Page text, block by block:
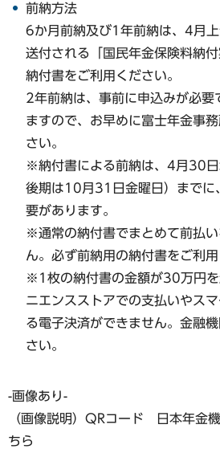
前納方法
6か月前納及び1年前納は、4月
送付される「国民年金保険料納
納付書をご利用ください。
2年前納は、事前に申込みが必要
ますので、お早めに富士年金事
さい。
※納付書による前納は、4月30
後期は10月31日金曜日）までに
要があります。
※通常の納付書でまとめて前払
ん。必ず前納用の納付書をご利用
※1枚の納付書の金額が30万円
ニエンスストアでの支払いやス
る電子決済ができません。金融
さい。
-画像あり-
（画像説明）QRコード 日本年金
ちら